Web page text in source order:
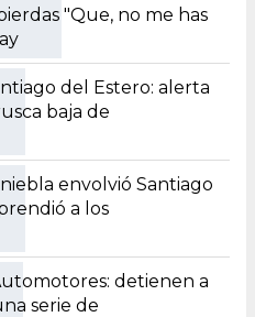
"Que, no me has
del Estero: alerta
baja de
envolvió Santiago
a los
detienen a
serie de